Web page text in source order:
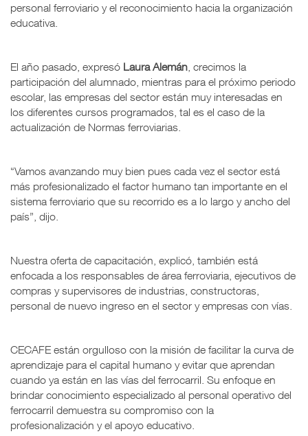
personal ferroviario y el reconocimiento hacia la organización
educativa.
El año pasado, expresó Laura Alemán , crecimos la
participación del alumnado, mientras para el próximo periodo
escolar, las empresas del sector están muy interesadas en
los diferentes cursos programados, tal es el caso de la
actualización de Normas ferroviarias.
“Vamos avanzando muy bien pues cada vez el sector está
más profesionalizado el factor humano tan importante en el
sistema ferroviario que su recorrido es a lo largo y ancho del
país”, dijo.
Nuestra oferta de capacitación, explicó, también está
enfocada a los responsables de área ferroviaria, ejecutivos de
compras y supervisores de industrias, constructoras,
personal de nuevo ingreso en el sector y empresas con vías.
CECAFE están orgulloso con la misión de facilitar la curva de
aprendizaje para el capital humano y evitar que aprendan
cuando ya están en las vías del ferrocarril. Su enfoque en
brindar conocimiento especializado al personal operativo del
ferrocarril demuestra su compromiso con la
profesionalización y el apoyo educativo.